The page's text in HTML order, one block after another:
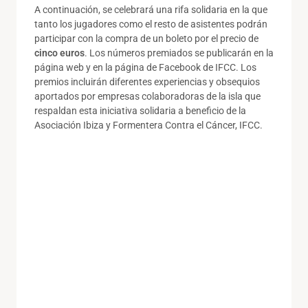
A continuación, se celebrará una rifa solidaria en la que
tanto los jugadores como el resto de asistentes podrán
participar con la compra de un boleto por el precio de
cinco euros. Los números premiados se publicarán en la
página web y en la página de Facebook de IFCC. Los
premios incluirán diferentes experiencias y obsequios
aportados por empresas colaboradoras de la isla que
respaldan esta iniciativa solidaria a beneficio de la
Asociación Ibiza y Formentera Contra el Cáncer, IFCC.